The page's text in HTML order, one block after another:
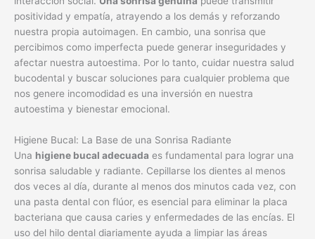
positividad y empatía, atrayendo a los demás y reforzando
nuestra propia autoimagen. En cambio, una sonrisa que
percibimos como imperfecta puede generar inseguridades y
afectar nuestra autoestima. Por lo tanto, cuidar nuestra salud
bucodental y buscar soluciones para cualquier problema que
nos genere incomodidad es una inversión en nuestra
autoestima y bienestar emocional.
Higiene Bucal: La Base de una Sonrisa Radiante
Una higiene bucal adecuada es fundamental para lograr una
sonrisa saludable y radiante. Cepillarse los dientes al menos
dos veces al día, durante al menos dos minutos cada vez, con
una pasta dental con flúor, es esencial para eliminar la placa
bacteriana que causa caries y enfermedades de las encías. El
uso del hilo dental diariamente ayuda a limpiar las áreas